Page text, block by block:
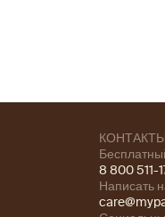
8 800 511-
Написать